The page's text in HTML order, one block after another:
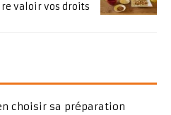
valoir vos droits
choisir sa préparation